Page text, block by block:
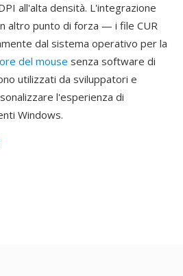
all'alta densità. L'integrazione
altro punto di forza — i file CUR
dal sistema operativo per la
del mouse senza software di
utilizzati da sviluppatori e
l'esperienza di
Windows.